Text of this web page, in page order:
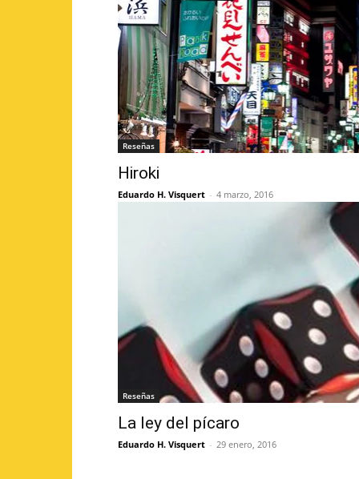
Reseñas
Hiroki
Eduardo H. Visquert - 4 marzo, 2016
Reseñas
La ley del pícaro
Eduardo H. Visquert - 29 enero, 2016